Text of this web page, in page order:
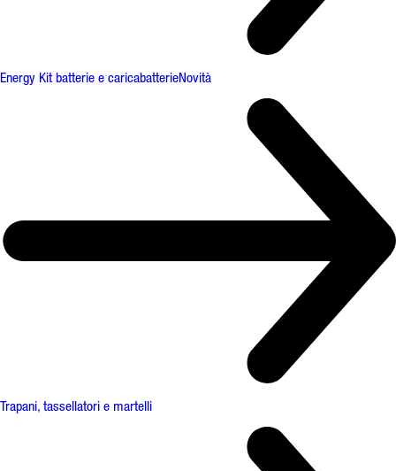
Energy Kit batterie e caricabatterieNovità
Trapani, tassellatori e martelli